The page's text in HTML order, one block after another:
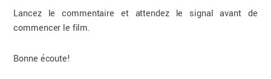
Lancez le commentaire et attendez le signal avant de
commencer le film.
Bonne écoute!